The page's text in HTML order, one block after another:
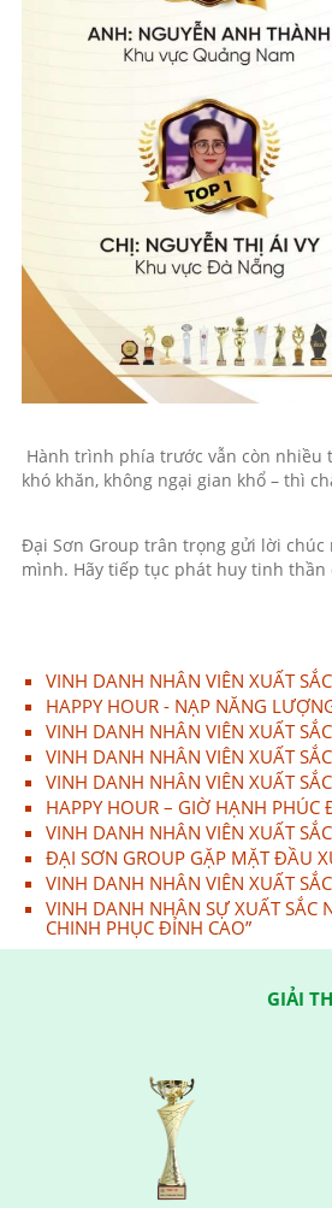
Hành trình phía trước vẫn còn nhiều
khó khăn, không ngại gian khổ – thì
Đại Sơn Group trân trọng gửi lời
mình. Hãy tiếp tục phát huy tinh
VINH DANH NHÂN VIÊN XUẤT
HAPPY HOUR - NẠP NĂNG
VINH DANH NHÂN VIÊN XUẤT
VINH DANH NHÂN VIÊN XUẤT
VINH DANH NHÂN VIÊN XUẤT
HAPPY HOUR – GIỜ HẠNH PHÚC
VINH DANH NHÂN VIÊN XUẤT
ĐẠI SƠN GROUP GẶP MẶT ĐẦU
VINH DANH NHÂN VIÊN XUẤT
VINH DANH NHÂN SỰ XUẤT SẮC
CHINH PHỤC ĐỈNH CAO”
GIẢI